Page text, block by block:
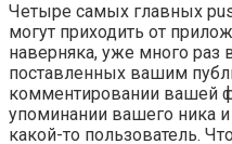
Четыре самых главных
могут приходить от
наверняка, уже много раз
поставленных вашим
комментировании вашей
упоминании вашего ника
какой-то пользователь.